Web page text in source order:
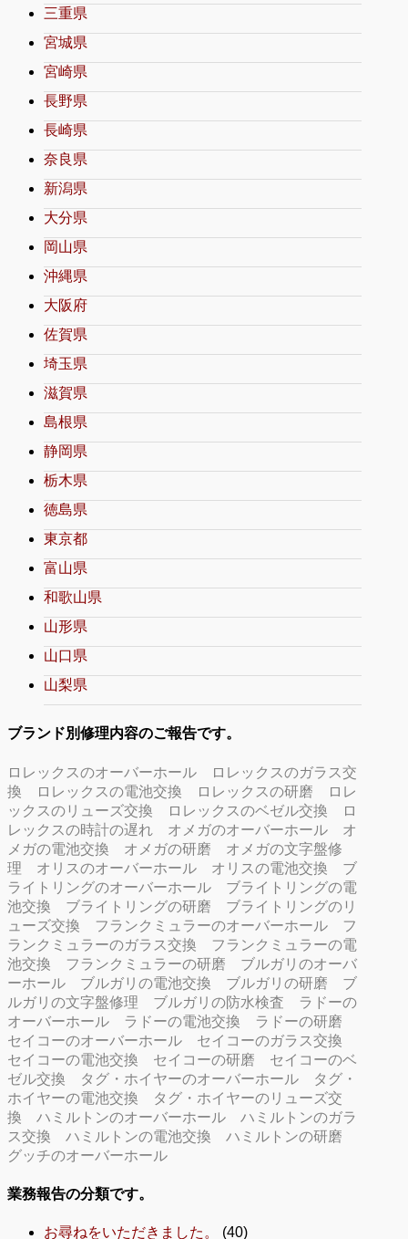
三重県
宮城県
宮崎県
長野県
長崎県
奈良県
新潟県
大分県
岡山県
沖縄県
大阪府
佐賀県
埼玉県
滋賀県
島根県
静岡県
栃木県
徳島県
東京都
富山県
和歌山県
山形県
山口県
山梨県
ブランド別修理内容のご報告です。
ロレックスのオーバーホール
ロレックスのガラス交
換
ロレックスの電池交換 ロレックスの研磨
ロレ
ックスのリューズ交換
ロレックスのベゼル交換
ロ
レックスの時計の遅れ
オメガのオーバーホール
オ
メガの電池交換
オメガの研磨
オメガの文字盤修
理
オリスのオーバーホール オリスの電池交換
ブ
ライトリングのオーバーホール
ブライトリングの電
池交換
ブライトリングの研磨
ブライトリングのリ
ューズ交換
フランクミュラーのオーバーホール
フ
ランクミュラーのガラス交換
フランクミュラーの電
池交換
フランクミュラーの研磨
ブルガリのオーバ
ーホール
ブルガリの電池交換 ブルガリの研磨
ブ
ルガリの文字盤修理
ブルガリの防水検査
ラドーの
オーバーホール
ラドーの電池交換
ラドーの研磨
セイコーのオーバーホール
セイコーのガラス交換
セイコーの電池交換
セイコーの研磨
セイコーのベ
ゼル交換
タグ・ホイヤーのオーバーホール
タグ・
ホイヤーの電池交換
タグ・ホイヤーのリューズ交
換
ハミルトンのオーバーホール
ハミルトンのガラ
ス交換
ハミルトンの電池交換
ハミルトンの研磨
グッチのオーバーホール
業務報告の分類です。
お尋ねをいただきました。 (40)